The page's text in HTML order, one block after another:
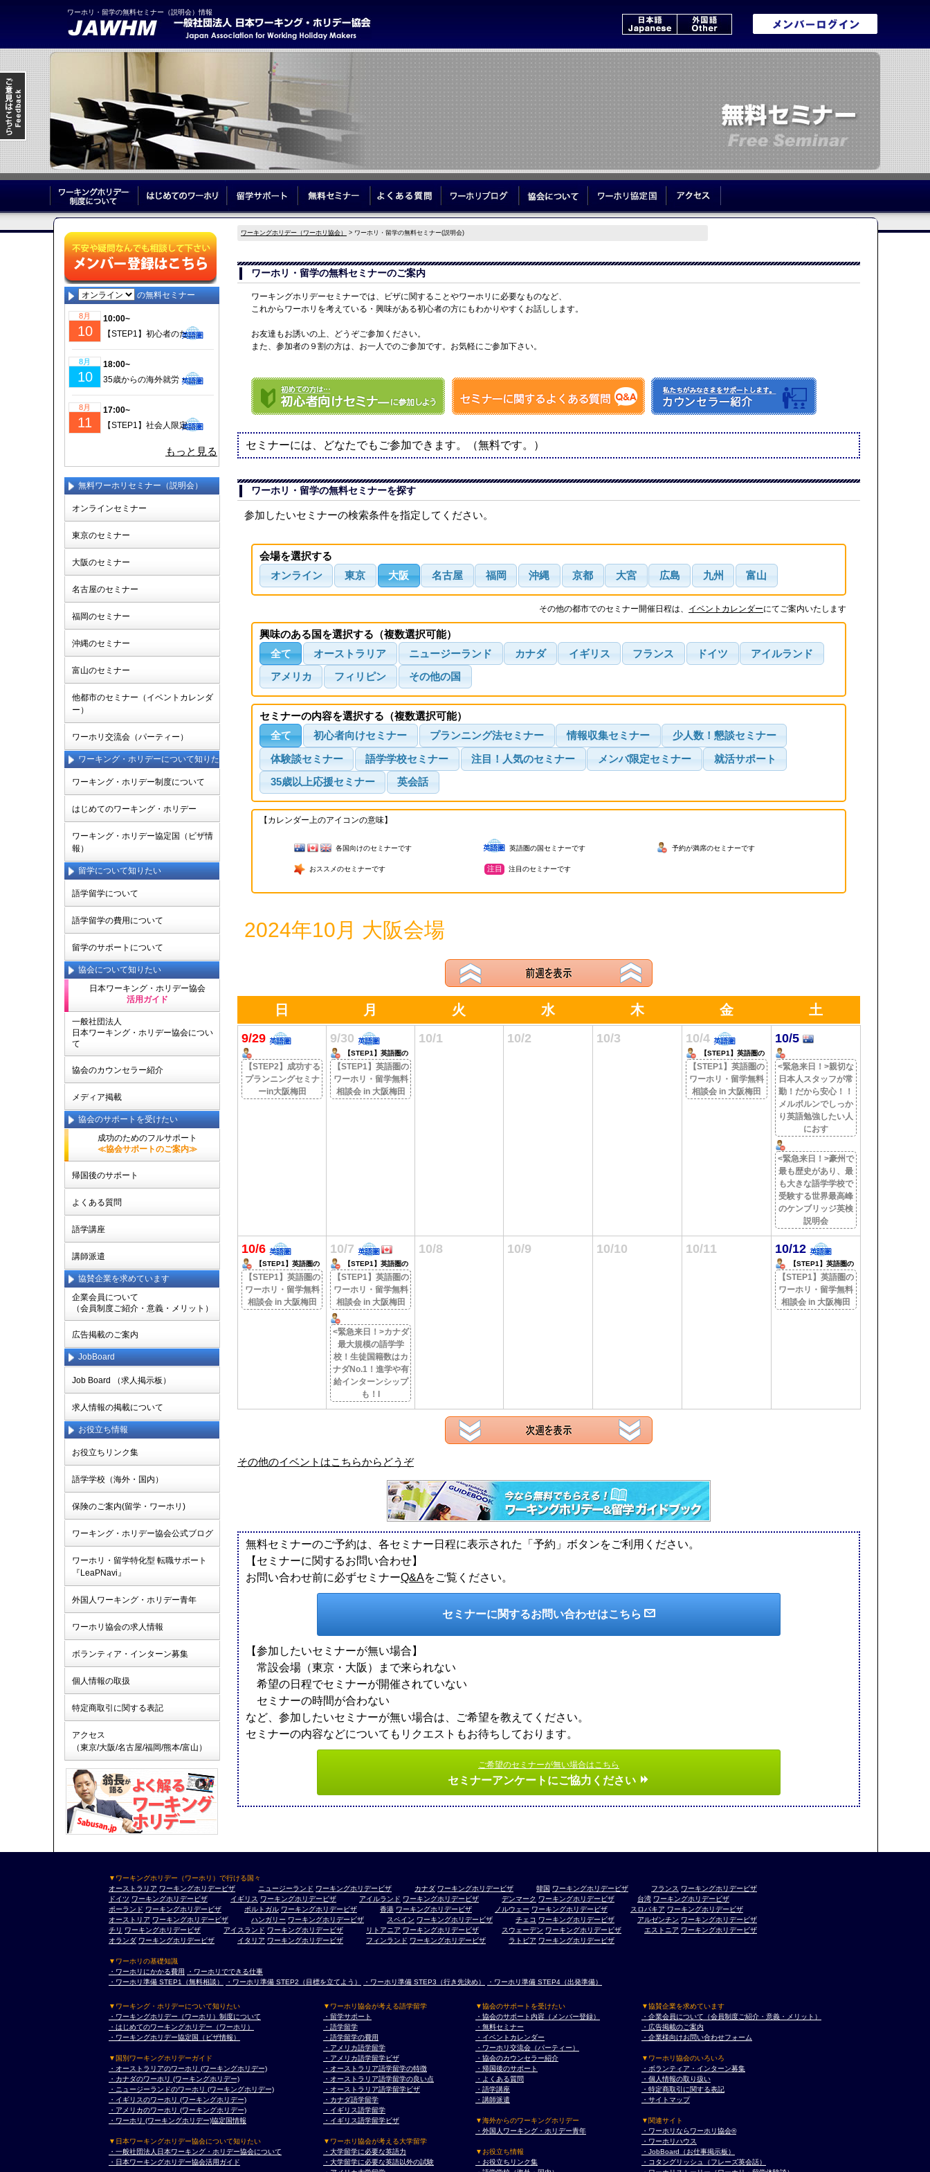
ワーホリ・留学の無料セミナー（説明会）情報
ワーキングホリデー制度についてはじめてのワーホリ 留学サポート 無料セミナー ワーホリブログ ワーホリ協定国
の無料セミナー
8月
10
10:00~
【STEP1】初心者のための成功するワーホリ・留学準備｜現地仕事＆ビザ情報も徹底解説！
8月
10
18:00~
35歳からの海外就労・セカンドキャリア実現セミナー
8月
11
17:00~
【STEP1】社会人限定！仕事を辞めてワーホリ！帰国後の挑戦に備えるセミナー(少人数制)
もっと見る
無料ワーホリセミナー（説明会）
オンラインセミナー
東京のセミナー
大阪のセミナー
名古屋のセミナー
福岡のセミナー
沖縄のセミナー
富山のセミナー
他都市のセミナー（イベントカレンダ
ー）
ワーホリ交流会（パーティー）
ワーキング・ホリデーについて知りた
ワーキング・ホリデー制度について
はじめてのワーキング・ホリデー
ワーキング・ホリデー協定国（ビザ情
報）
留学について知りたい
語学留学について
語学留学の費用について
留学のサポートについて
協会について知りたい
日本ワーキング・ホリデー協会
活用ガイド
一般社団法人
日本ワーキング・ホリデー協会につい
て
協会のカウンセラー紹介
メディア掲載
協会のサポートを受けたい
成功のためのフルサポート
≪協会サポートのご案内≫
帰国後のサポート
よくある質問
語学講座
講師派遣
協賛企業を求めています
企業会員について
（会員制度ご紹介・意義・メリット）
広告掲載のご案内
JobBoard
Job Board （求人掲示板）
求人情報の掲載について
お役立ち情報
お役立ちリンク集
語学学校（海外・国内）
保険のご案内(留学・ワーホリ)
ワーキング・ホリデー協会公式ブログ
ワーホリ・留学特化型 転職サポート
『LeaPNavi』
外国人ワーキング・ホリデー青年
ワーホリ協会の求人情報
ボランティア・インターン募集
個人情報の取扱
特定商取引に関する表記
アクセス
（東京/大阪/名古屋/福岡/熊本/富山）
ワーキングホリデー（ワーホリ協会） > ワーホリ・留学の無料セミナー(説明会)
ワーホリ・留学の無料セミナーのご案内
ワーキングホリデーセミナーでは、ビザに関することやワーホリに必要なものなど、
これからワーホリを考えている・興味がある初心者の方にもわかりやすくお話しします。
お友達もお誘いの上、どうぞご参加ください。
また、参加者の９割の方は、お一人でのご参加です。お気軽にご参加下さい。
セミナーには、どなたでもご参加できます。（無料です。）
ワーホリ・留学の無料セミナーを探す
参加したいセミナーの検索条件を指定してください。
会場を選択する
オンライン
東京 大阪 名古屋 福岡 沖縄 京都 大宮 広島 九州 富山
その他の都市でのセミナー開催日程は、 イベントカレンダーにてご案内いたします
興味のある国を選択する（複数選択可能）
全て
オーストラリア ニュージーランド カナダ イギリス フランス ドイツ アイルランド
アメリカ フィリピン その他の国
セミナーの内容を選択する（複数選択可能）
全て
初心者向けセミナー プランニング法セミナー 情報収集セミナー 少人数！懇談セミナー
体験談セミナー 語学学校セミナー 注目！人気のセミナー メンバ限定セミナー 就活サポート
35歳以上応援セミナー 英会話
【カレンダー上のアイコンの意味】
各国向けのセミナーです 英語圏の国セミナーです 予約が満席のセミナーです
おススメのセミナーです 注目 注目のセミナーです
2024年10月 大阪会場
日 月 火 水 木 金 土
9/29
【STEP2】成功する
プランニングセミナ
ーin大阪梅田
9/30
【STEP1】英語圏の
ワーホリ・留学無料相
談会 in 大阪梅田
【STEP1】英語圏の
ワーホリ・留学無料
相談会 in 大阪梅田
10/1 10/2 10/3 10/4
【STEP1】英語圏の
ワーホリ・留学無料相
談会 in 大阪梅田
【STEP1】英語圏の
ワーホリ・留学無料
相談会 in 大阪梅田
10/5
<緊急来日！>親切な
日本人スタッフが常
勤！だから安心！！
メルボルンでしっか
り英語勉強したい人
におす
<緊急来日！>豪州で
最も歴史があり、最
も大きな語学学校で
受験する世界最高峰
のケンブリッジ英検
説明会
10/6
【STEP1】英語圏の
ワーホリ・留学無料相
談会 in 大阪梅田
【STEP1】英語圏の
ワーホリ・留学無料
相談会 in 大阪梅田
10/7
【STEP1】英語圏の
ワーホリ・留学無料相
談会 in 大阪梅田
【STEP1】英語圏の
ワーホリ・留学無料
相談会 in 大阪梅田
<緊急来日！>カナダ
最大規模の語学学
校！生徒国籍数はカ
ナダNo.1！進学や有
給インターンシップ
も！I
10/8 10/9 10/10 10/11 10/12
【STEP1】英語圏の
ワーホリ・留学無料相
談会 in 大阪梅田
【STEP1】英語圏の
ワーホリ・留学無料
相談会 in 大阪梅田
その他のイベントはこちらからどうぞ
無料セミナーのご予約は、各セミナー日程に表示された「予約」ボタンをご利用ください。
【セミナーに関するお問い合わせ】
お問い合わせ前に必ずセミナーQ&Aをご覧ください。
セミナーに関するお問い合わせはこちら
【参加したいセミナーが無い場合】
常設会場（東京・大阪）まで来られない
希望の日程でセミナーが開催されていない
セミナーの時間が合わない
など、参加したいセミナーが無い場合は、ご希望を教えてください。
セミナーの内容などについてもリクエストもお待ちしております。
ご希望のセミナーが無い場合はこちら
セミナーアンケートにご協力ください
▼ワーキングホリデー（ワーホリ）で行ける国々
オーストラリア ワーキングホリデービザ ニュージーランド ワーキングホリデービザ カナダ ワーキングホリデービザ 韓国 ワーキングホリデービザ フランス ワーキングホリデービザ
ドイツ ワーキングホリデービザ イギリス ワーキングホリデービザ アイルランド ワーキングホリデービザ デンマーク ワーキングホリデービザ 台湾 ワーキングホリデービザ
ポーランド ワーキングホリデービザ ポルトガル ワーキングホリデービザ 香港 ワーキングホリデービザ ノルウェー ワーキングホリデービザ スロバキア ワーキングホリデービザ
オーストリア ワーキングホリデービザ ハンガリー ワーキングホリデービザ スペイン ワーキングホリデービザ チェコ ワーキングホリデービザ アルゼンチン ワーキングホリデービザ
チリ ワーキングホリデービザ アイスランド ワーキングホリデービザ リトアニア ワーキングホリデービザ スウェーデン ワーキングホリデービザ エストニア ワーキングホリデービザ
オランダ ワーキングホリデービザ イタリア ワーキングホリデービザ フィンランド ワーキングホリデービザ ラトビア ワーキングホリデービザ
▼ワーホリの基礎知識
・ワーホリにかかる費用
・ワーホリでできる仕事
・ワーホリ準備 STEP1（無料相談）
・ワーホリ準備 STEP2（目標を立てよう） ・ワーホリ準備 STEP3（行き先決め） ・ワーホリ準備 STEP4（出発準備）
▼ワーキング・ホリデーについて知りたい
・ワーキングホリデー（ワーホリ）制度について
・はじめてのワーキングホリデー（ワーホリ）
・ワーキングホリデー協定国（ビザ情報）
▼国別ワーキングホリデーガイド
・オーストラリアのワーホリ (ワーキングホリデー)
・カナダのワーホリ (ワーキングホリデー)
・ニュージーランドのワーホリ (ワーキングホリデー)
・イギリスのワーホリ (ワーキングホリデー)
・アメリカのワーホリ (ワーキングホリデー)
・ワーホリ (ワーキングホリデー)協定国情報
▼日本ワーキングホリデー協会について知りたい
・一般社団法人日本ワーキング・ホリデー協会について
・日本ワーキングホリデー協会活用ガイド
▼ワーホリ協会が考える語学留学
・留学サポート
・語学留学
・語学留学の費用
・アメリカ語学留学
・アメリカ語学留学ビザ
・オーストラリア語学留学の特徴
・オーストラリア語学留学の良い点
・オーストラリア語学留学ビザ
・カナダ語学留学
・イギリス語学留学
・イギリス語学留学ビザ
▼ワーホリ協会が考える大学留学
・大学留学に必要な英語力
・大学留学に必要な英語以外の試験
▼協会のサポートを受けたい
・協会のサポート内容（メンバー登録）
・無料セミナー
・イベントカレンダー
・ワーホリ交流会（パーティー）
・協会のカウンセラー紹介
・帰国後のサポート
・よくある質問
・語学講座
・講師派遣
▼海外からのワーキングホリデー
・外国人ワーキング・ホリデー青年
▼お役立ち情報
・お役立ちリンク集
▼協賛企業を求めています
・企業会員について（会員制度ご紹介・意義・メリット）
・広告掲載のご案内
・企業様向けお問い合わせフォーム
▼ワーホリ協会のいろいろ
・ボランティア・インターン募集
・個人情報の取り扱い
・特定商取引に関する表記
・サイトマップ
▼関連サイト
・ワーホリならワーホリ協会®︎
・ワーホリハウス
・JobBoard（お仕事掲示板）
・コタングリッシュ（フレーズ英会話）